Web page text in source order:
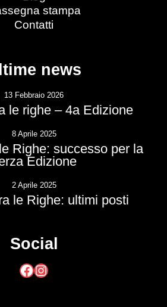
stampa
Contatti
news
13 Febbraio 2026
le righe – 4a Edizione
8 Aprile 2025
Righe: successo per la
Edizione
2 Aprile 2025
le Righe: ultimi posti
Social
Facebook Instagram